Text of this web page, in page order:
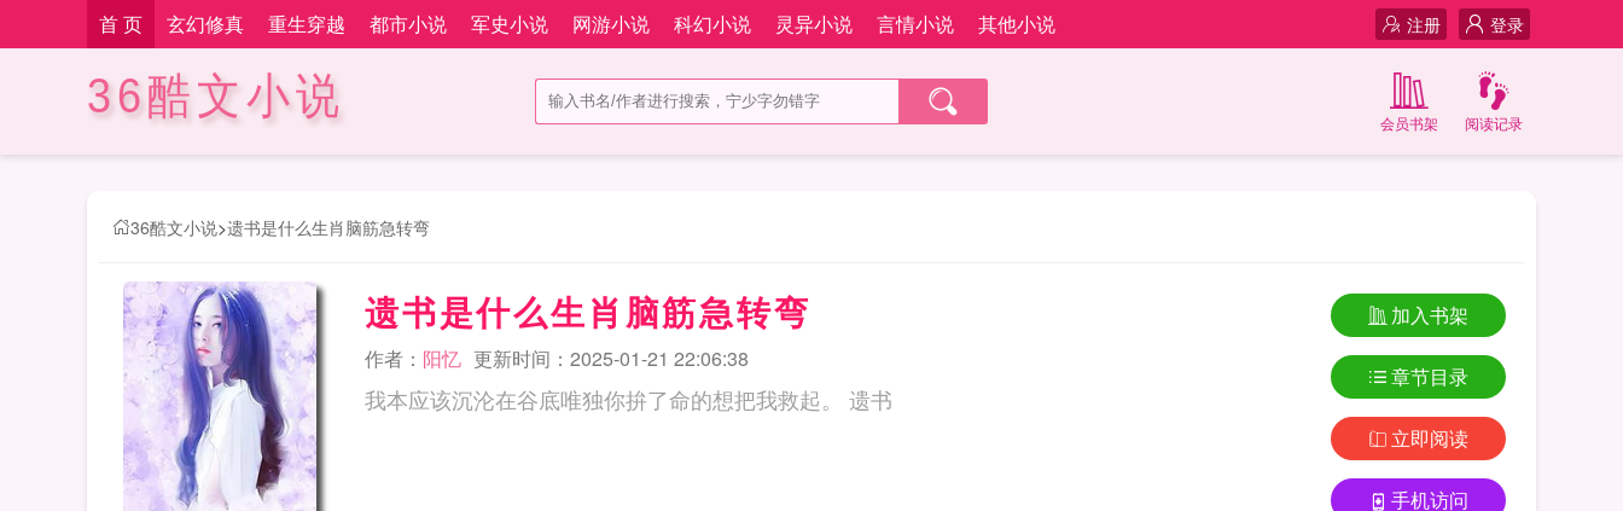
首 页 玄幻修真 重生穿越 都市小说 军史小说 网游小说 科幻小说 灵异小说 言情小说 其他小说 登录
注册
36酷文小说 阅读记录
会员书架
36酷文小说>遗书是什么生肖脑筋急转弯
遗书是什么生肖脑筋急转弯
作者： 阳忆 更新时间：2025-01-21 22:06:38
我本应该沉沦在谷底唯独你拚了命的想把我救起。 遗书
加入书架
章节目录
立即阅读
手机访问